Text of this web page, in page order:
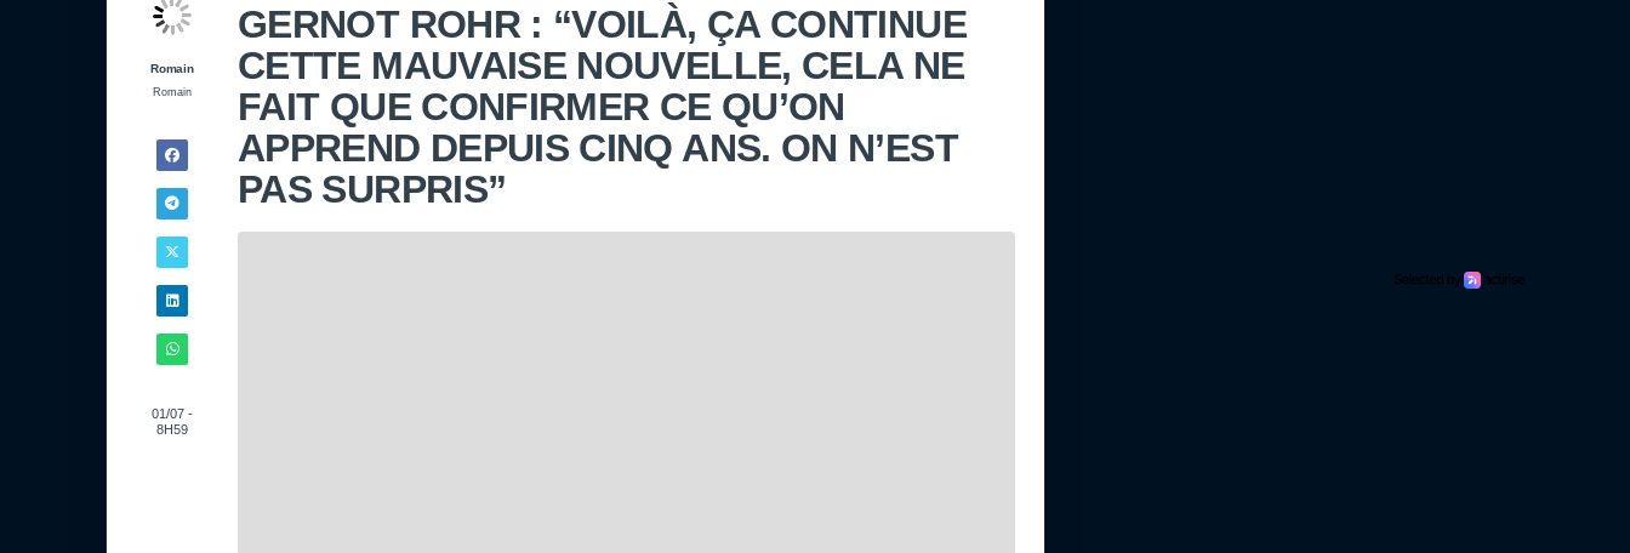
Romain
Romain
01/07 -
8H59
GERNOT ROHR : “VOILÀ, ÇA CONTINUE
CETTE MAUVAISE NOUVELLE, CELA NE
FAIT QUE CONFIRMER CE QU’ON
APPREND DEPUIS CINQ ANS. ON N’EST
PAS SURPRIS”